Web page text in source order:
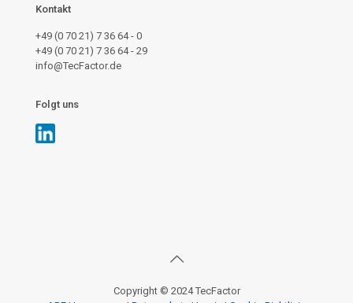
Kontakt
+49 (0 70 21) 7 36 64 - 0
+49 (0 70 21) 7 36 64 - 29
info@TecFactor.de
Folgt uns
Copyright © 2024 TecFactor